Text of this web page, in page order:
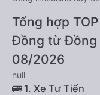
Tổng hợp
Đồng từ Đồng
08/2026
null
🚌 1. Xe Tư Tiến